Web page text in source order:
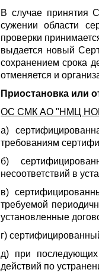
В случае принятия
сужении области
проверки
выдается новый
сохранением срока
отменяется и
Приостановка или
ОС СМК АО "НМЦ
а)
требованиям
б)
несоответствий в
в)
требуемой
установленные
г)
д) при
действий по